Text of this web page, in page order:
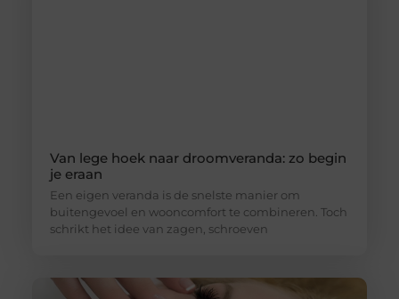
Van lege hoek naar droomveranda: zo begin
je eraan
Een eigen veranda is de snelste manier om
buitengevoel en wooncomfort te combineren. Toch
schrikt het idee van zagen, schroeven